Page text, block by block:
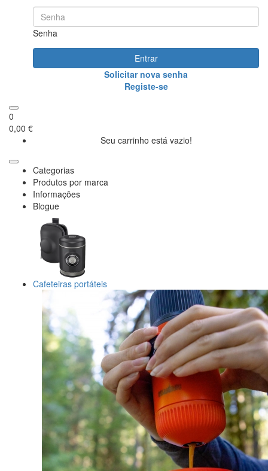
Senha
Entrar
Solicitar nova senha
Registe-se
0
0,00 €
Seu carrinho está vazio!
Categorias
Produtos por marca
Informações
Blogue
Cafeteiras portáteis